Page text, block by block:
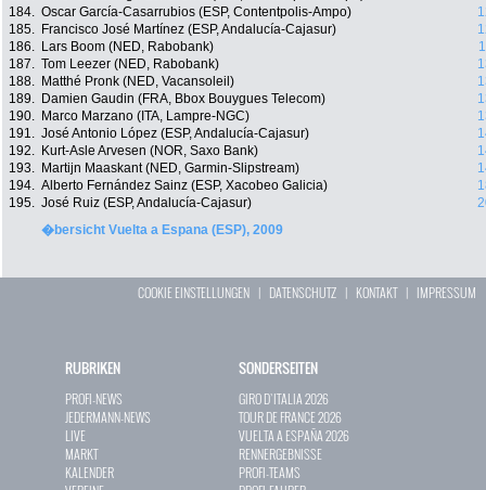
184. Oscar García-Casarrubios (ESP, Contentpolis-Ampo)
185.
Francisco José Martínez (ESP, Andalucía-Cajasur)
186.
Lars Boom (NED, Rabobank)
187. Tom Leezer (NED, Rabobank)
188.
Matthé Pronk (NED, Vacansoleil)
189.
Damien Gaudin (FRA, Bbox Bouygues Telecom)
190.
Marco Marzano (ITA, Lampre-NGC)
191. José Antonio López (ESP, Andalucía-Cajasur)
192.
Kurt-Asle Arvesen (NOR, Saxo Bank)
193.
Martijn Maaskant (NED, Garmin-Slipstream)
194. Alberto Fernández Sainz (ESP, Xacobeo Galicia)
195. José Ruiz (ESP, Andalucía-Cajasur)
�bersicht Vuelta a Espana (ESP), 2009
COOKIE EINSTELLUNGEN | DATENSCHUTZ | KONTAKT| IMPRESSUM
RUBRIKEN
PROFI-NEWS
JEDERMANN-NEWS
LIVE
MARKT
KALENDER
SONDERSEITEN
GIRO D`ITALIA 2026
TOUR DE FRANCE 2026
VUELTA A ESPAÑA 2026
RENNERGEBNISSE
PROFI-TEAMS